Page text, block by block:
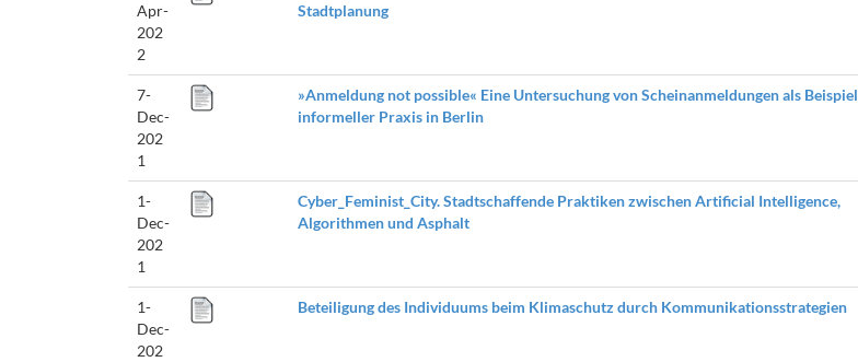
Apr-
202
2
Stadtplanung
7-
Dec-
202
1
»Anmeldung not possible« Eine Untersuchung von Scheinanmeldungen als Beispiel
informeller Praxis in Berlin
1-
Dec-
202
1
Cyber_Feminist_City. Stadtschaffende Praktiken zwischen Artificial Intelligence,
Algorithmen und Asphalt
1-
Dec-
202
Beteiligung des Individuums beim Klimaschutz durch Kommunikationsstrategien